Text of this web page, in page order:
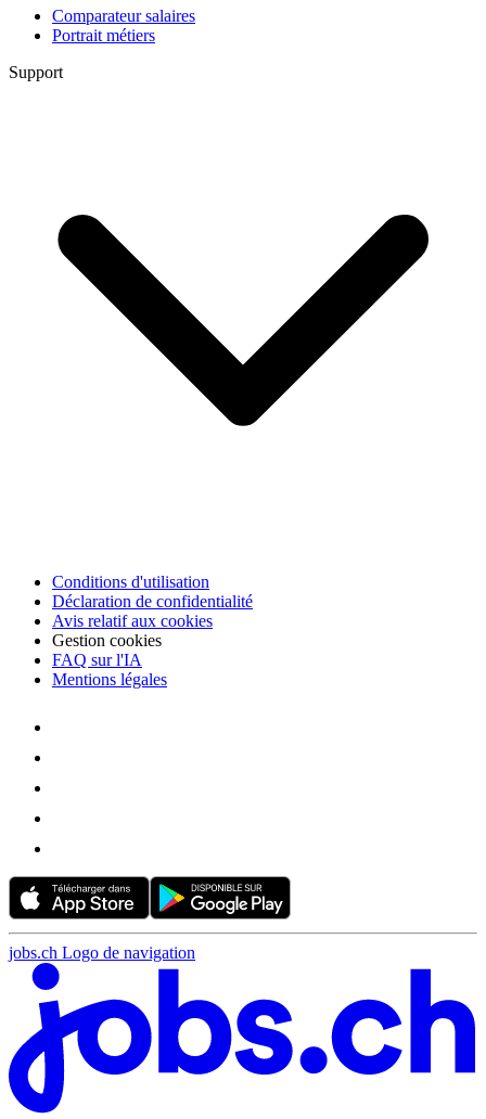
Comparateur salaires
Portrait métiers
Support
Conditions d'utilisation
Déclaration de confidentialité
Avis relatif aux cookies
Gestion cookies
FAQ sur l'IA
Mentions légales
jobs.ch Logo de navigation